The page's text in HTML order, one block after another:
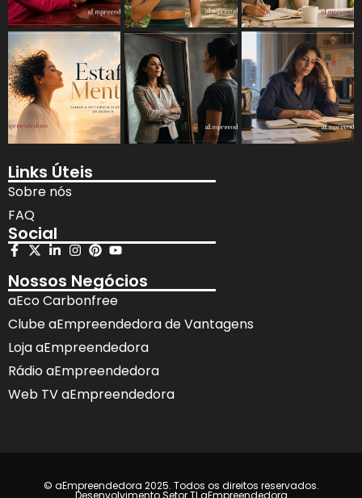
Links Úteis
Sobre nós
FAQ
Social
Nossos Negócios
aEco Carbonfree
Clube aEmpreendedora de Vantagens
Loja aEmpreendedora
Rádio aEmpreendedora
Web TV aEmpreendedora
© aEmpreendedora 2025. Todos os direitos reservados.
Desenvolvimento Setor TI aEmpreendedora